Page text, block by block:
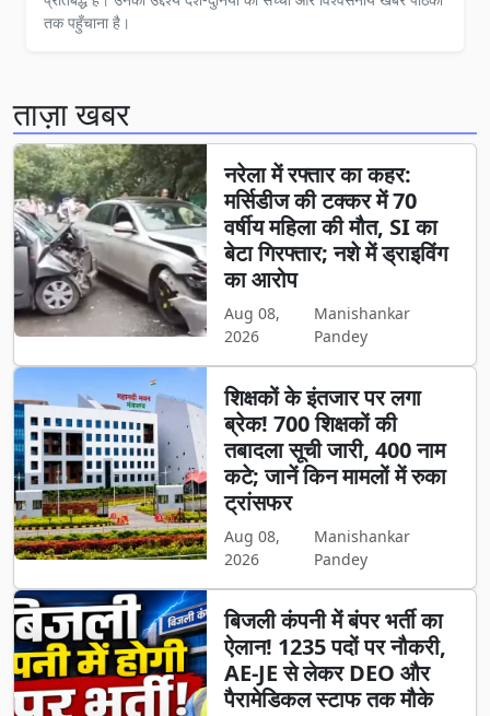
तक पहुँचाना है।
ताज़ा खबर
नरेला में रफ्तार का कहर:
मर्सिडीज की टक्कर में 70
वर्षीय महिला की मौत, SI का
बेटा गिरफ्तार; नशे में ड्राइविंग
का आरोप
Aug 08,
2026
Manishankar
Pandey
शिक्षकों के इंतजार पर लगा
ब्रेक! 700 शिक्षकों की
तबादला सूची जारी, 400 नाम
कटे; जानें किन मामलों में रुका
ट्रांसफर
Aug 08,
2026
Manishankar
Pandey
बिजली कंपनी में बंपर भर्ती का
ऐलान! 1235 पदों पर नौकरी,
AE-JE से लेकर DEO और
पैरामेडिकल स्टाफ तक मौके